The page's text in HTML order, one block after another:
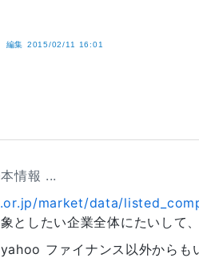
編集 2015/02/11 16:01
情報 ...
market/data/
としたい企業全体にたいして
ファイナンス以外からも